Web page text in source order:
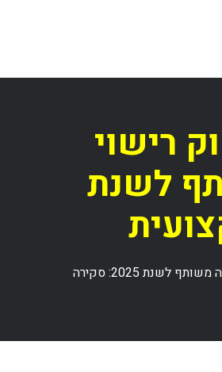
רישוי
לשנת
חידושים בבחינת חוק רישוי עסקים במבנה משותף לשנת 2025: סקירה